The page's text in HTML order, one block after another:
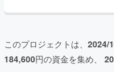
このプロジェクトは、 2024/
184,600円の資金を集め、